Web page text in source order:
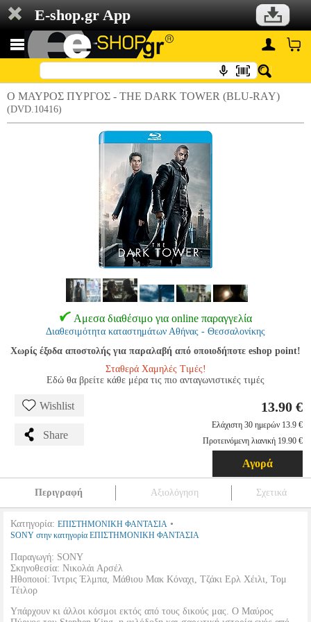
E-shop.gr App
Ο ΜΑΥΡΟΣ ΠΥΡΓΟΣ - THE DARK TOWER (BLU-RAY)
(DVD.10416)
Αμεσα διαθέσιμο για online παραγγελία
Διαθεσιμότητα καταστημάτων Αθήνας - Θεσσαλονίκης
Χωρίς έξοδα αποστολής για παραλαβή από οποιοδήποτε eshop point!
Σταθερά Χαμηλές Τιμές!
Εδώ θα βρείτε κάθε μέρα τις πιο ανταγωνιστικές τιμές
Wishlist
Share
13.90 €
Ελάχιστη 30 ημερών 13.9 €
Προτεινόμενη λιανική 19.90 €
Αγορά
Περιγραφή Αξιολόγηση Σχετικά
Κατηγορία: ΕΠΙΣΤΗΜΟΝΙΚΗ ΦΑΝΤΑΣΙΑ •
SONY στην κατηγορία ΕΠΙΣΤΗΜΟΝΙΚΗ ΦΑΝΤΑΣΙΑ
Παραγωγή: SONY
Σκηνοθεσία: Νικολάι Αρσέλ
Ηθοποιοί: Ίντρις Έλμπα, Μάθιου Μακ Κόναχι, Τζάκι Ερλ Χέιλι, Τομ
Τέιλορ
Υπάρχουν κι άλλοι κόσμοι εκτός από τους δικούς μας. Ο Μαύρος